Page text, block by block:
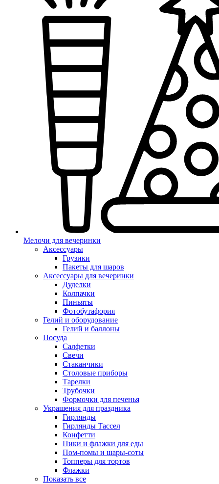
Мелочи для вечеринки
Аксессуары
Грузики
Пакеты для шаров
Аксессуары для вечеринки
Дуделки
Колпачки
Пиньяты
Фотобутафория
Гелий и оборудование
Гелий и баллоны
Посуда
Салфетки
Свечи
Стаканчики
Столовые приборы
Тарелки
Трубочки
Формочки для печенья
Украшения для праздника
Гирлянды
Гирлянды Тассел
Конфетти
Пики и флажки для еды
Пом-помы и шары-соты
Топперы для тортов
Флажки
Показать все